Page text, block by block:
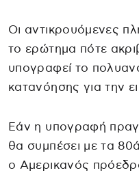
Οι αντικρουόμενες
το ερώτημα πότε
υπογραφεί το
κατανόησης για την
Εάν η υπογραφή
θα συμπέσει με τα
ο Αμερικανός